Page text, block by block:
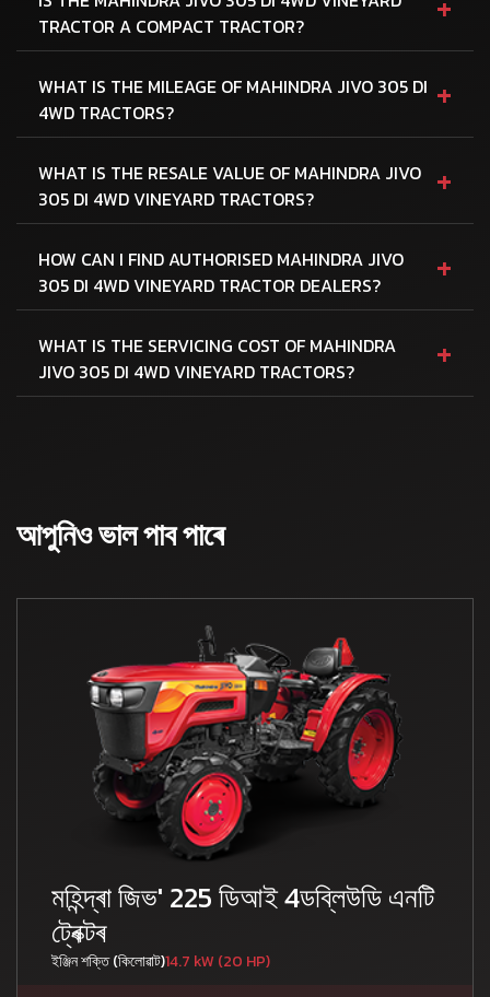
TRACTOR A COMPACT TRACTOR?
WHAT IS THE MILEAGE OF MAHINDRA JIVO 305 DI
4WD TRACTORS?
+
WHAT IS THE RESALE VALUE OF MAHINDRA JIVO
305 DI 4WD VINEYARD TRACTORS?
+
HOW CAN I FIND AUTHORISED MAHINDRA JIVO
305 DI 4WD VINEYARD TRACTOR DEALERS?
+
WHAT IS THE SERVICING COST OF MAHINDRA
JIVO 305 DI 4WD VINEYARD TRACTORS?
+
আপুনিও ভাল পাব পাৰে
মহিন্দ্ৰা জিভ' 225 ডিআই 4ডব্লিউডি এনটি
ট্ৰেক্টৰ
ইঞ্জিন শক্তি (কিলোৱাট)14.7 kW (20 HP)